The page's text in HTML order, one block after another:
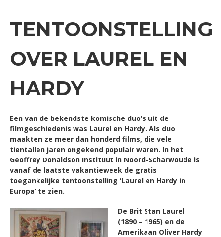
TENTOONSTELLING
OVER LAUREL EN
HARDY
Een van de bekendste komische duo’s uit de
filmgeschiedenis was Laurel en Hardy. Als duo
maakten ze meer dan honderd films, die vele
tientallen jaren ongekend populair waren. In het
Geoffrey Donaldson Instituut in Noord-Scharwoude is
vanaf de laatste vakantieweek de gratis
toegankelijke tentoonstelling ‘Laurel en Hardy in
Europa’ te zien.
De Brit Stan Laurel
(1890 – 1965) en de
Amerikaan Oliver Hardy